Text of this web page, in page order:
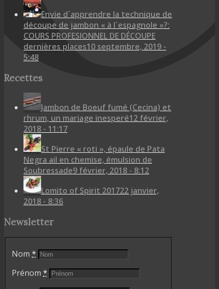
Envie d´apprendre la technique de
découpe de jambon « à l´espagnole »?:
COURS PROFESIONNEL DE DÉCOUPE
dernières places10 septembre, 2019 -
5:48
Recettes
Jambon de Boeuf fumé (Cecina) et
rhrum, un mariage inesperé12 février,
2018 - 11:17
St Pierre « roti », épaule de Pata
Negra ail en chemise, émulsion de
Soubressade9 février, 2018 - 8:12
Lomito of Spirit 201722 janvier,
2018 - 8:36
Newsletter
Nom *
Prénom *